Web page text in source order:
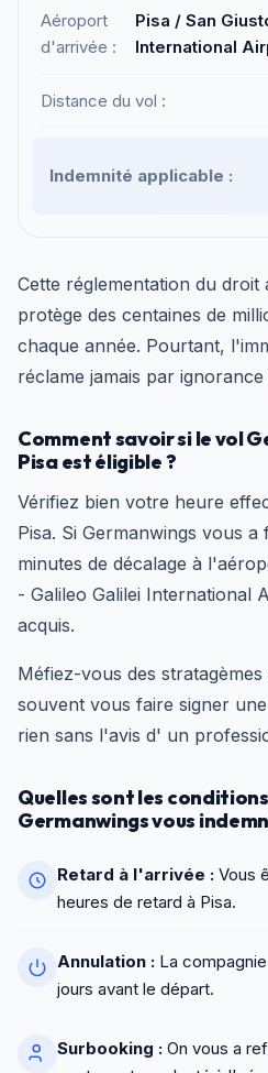
Aéroport
d'arrivée :
Pisa / San
International
Distance du vol :
Indemnité applicable :
Cette réglementation du droit
protège des centaines de
chaque année. Pourtant,
réclame jamais par
Comment savoir si le vol
Pisa est éligible ?
Vérifiez bien votre heure
Pisa. Si Germanwings vous
minutes de décalage à
- Galileo Galilei International
acquis.
Méfiez-vous des
souvent vous faire signer
rien sans l'avis d' un
Quelles sont les
Germanwings vous
Retard à l'arrivée : Vous
heures de retard à Pisa.
Annulation : La
jours avant le départ.
Surbooking : On vous a